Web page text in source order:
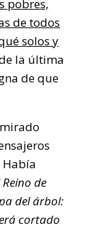
pobres,
de todos
solos y
la última
de que
Había
de
del árbol:
cortado